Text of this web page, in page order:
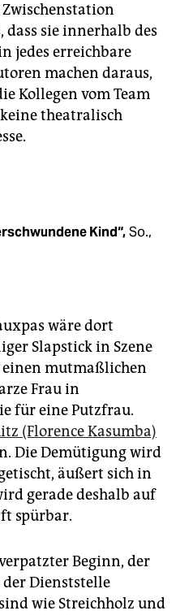
dass sie innerhalb des
jedes erreichbare
machen daraus,
Kollegen vom Team
keine theatralisch
Kind“,So.,
wäre dort
Slapstick in Szene
einen mutmaßlichen
Frau in
für eine Putzfrau.
(Florence Ka­sumba)
Die Demütigung wird
äußert sich in
gerade deshalb auf
spürbar.
Beginn, der
Dienststelle
wie Streichholz und